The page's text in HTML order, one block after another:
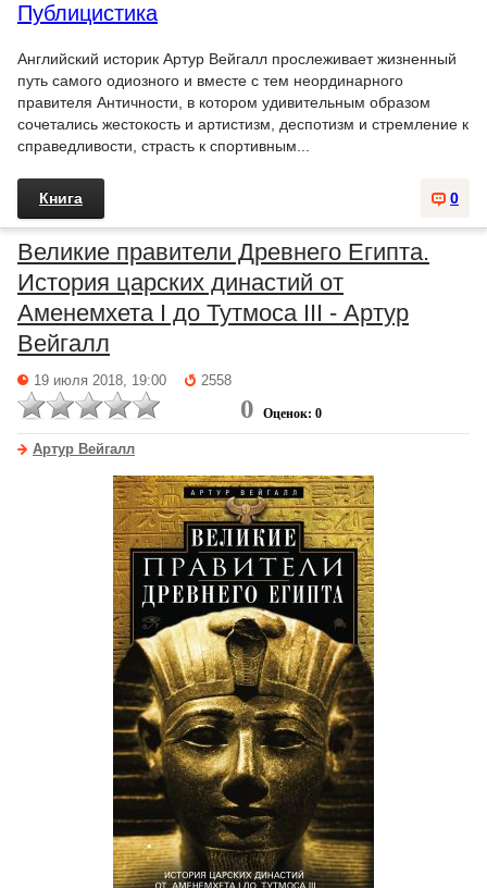
Публицистика
Английский историк Артур Вейгалл прослеживает жизненный
путь самого одиозного и вместе с тем неординарного
правителя Античности, в котором удивительным образом
сочетались жестокость и артистизм, деспотизм и стремление к
справедливости, страсть к спортивным...
0
Книга
Великие правители Древнего Египта.
История царских династий от
Аменемхета I до Тутмоса III - Артур
Вейгалл
19 июля 2018, 19:00 2558
0 Оценок: 0
Артур Вейгалл